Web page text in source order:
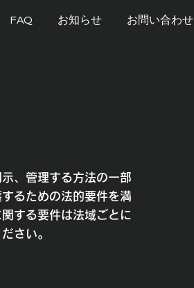
FAQ お知らせ お問い合わせ
、管理する方法の一部
るための法的要件を満
する要件は法域ごとに
さい。